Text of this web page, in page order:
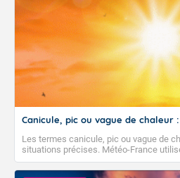
Canicule, pic ou vague de chaleur
Les termes canicule, pic ou vague de
situations précises. Météo-France
climatologiques pour évaluer et
peuvent avoir des impacts sanitaires